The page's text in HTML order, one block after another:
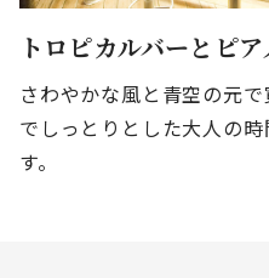
トロピカルバーとピア
さわやかな風と青空の元
でしっとりとした大人の
す。